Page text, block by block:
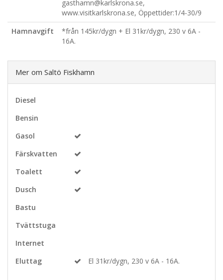
gasthamn@karlskrona.se,
www.visitkarlskrona.se, Öppettider:1/4-30/9
Hamnavgift
*från 145kr/dygn + El 31kr/dygn, 230 v 6A -
16A.
Mer om Saltö Fiskhamn
Diesel
Bensin
Gasol
Färskvatten
Toalett
Dusch
Bastu
Tvättstuga
Internet
Eluttag
El 31kr/dygn, 230 v 6A - 16A.